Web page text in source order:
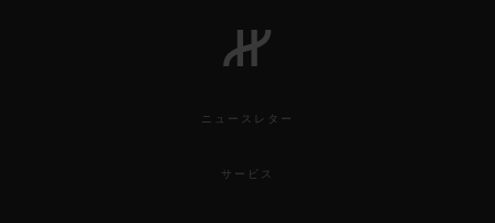
ニュースレター
サービス